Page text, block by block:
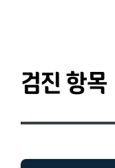
검진 항목